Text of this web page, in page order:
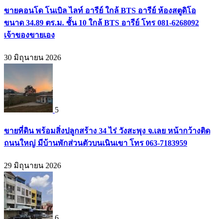
ขายคอนโด โนเบิล ไลท์ อารีย์ ใกล้ BTS อารีย์ ห้องสตูดิโอ
ขนาด 34.89 ตร.ม. ชั้น 10 ใกล้ BTS อารีย์ โทร 081-6268092
เจ้าของขายเอง
30 มิถุนายน 2026
5
ขายที่ดิน พร้อมสิ่งปลูกสร้าง 34 ไร่ วังสะพุง จ.เลย หน้ากว้างติด
ถนนใหญ่ มีบ้านพักส่วนตัวบนเนินเขา โทร 063-7183959
29 มิถุนายน 2026